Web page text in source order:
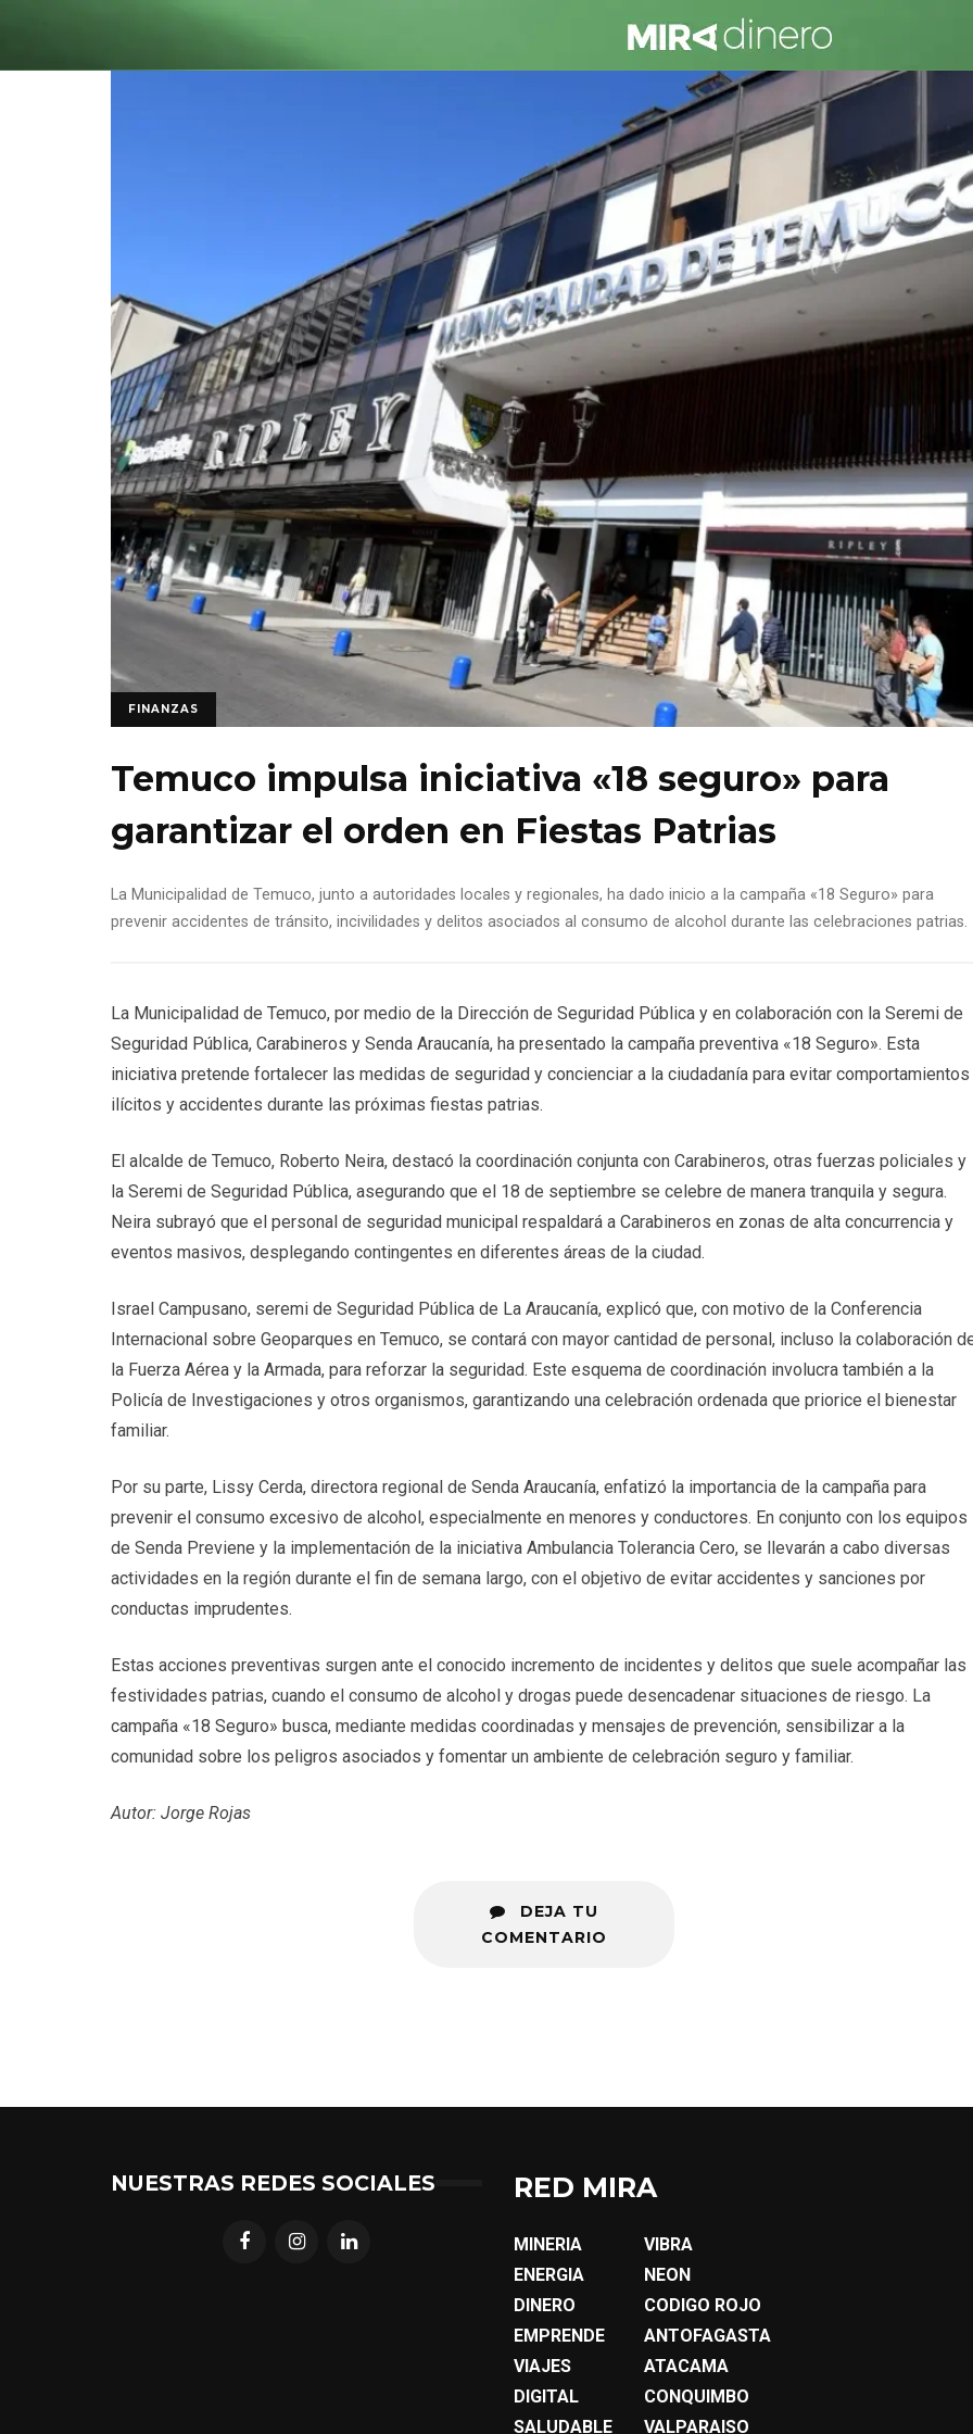
FINANZAS
Temuco impulsa iniciativa «18 seguro» para
garantizar el orden en Fiestas Patrias
La Municipalidad de Temuco, junto a autoridades locales y regionales, ha dado inicio a la campaña «18 Seguro» para
prevenir accidentes de tránsito, incivilidades y delitos asociados al consumo de alcohol durante las celebraciones patrias.
La Municipalidad de Temuco, por medio de la Dirección de Seguridad Pública y en colaboración con la Seremi de
Seguridad Pública, Carabineros y Senda Araucanía, ha presentado la campaña preventiva «18 Seguro». Esta
iniciativa pretende fortalecer las medidas de seguridad y concienciar a la ciudadanía para evitar comportamientos
ilícitos y accidentes durante las próximas fiestas patrias.
El alcalde de Temuco, Roberto Neira, destacó la coordinación conjunta con Carabineros, otras fuerzas policiales y
la Seremi de Seguridad Pública, asegurando que el 18 de septiembre se celebre de manera tranquila y segura.
Neira subrayó que el personal de seguridad municipal respaldará a Carabineros en zonas de alta concurrencia y
eventos masivos, desplegando contingentes en diferentes áreas de la ciudad.
Israel Campusano, seremi de Seguridad Pública de La Araucanía, explicó que, con motivo de la Conferencia
Internacional sobre Geoparques en Temuco, se contará con mayor cantidad de personal, incluso la colaboración
la Fuerza Aérea y la Armada, para reforzar la seguridad. Este esquema de coordinación involucra también a la
Policía de Investigaciones y otros organismos, garantizando una celebración ordenada que priorice el bienestar
familiar.
Por su parte, Lissy Cerda, directora regional de Senda Araucanía, enfatizó la importancia de la campaña para
prevenir el consumo excesivo de alcohol, especialmente en menores y conductores. En conjunto con los equipos
de Senda Previene y la implementación de la iniciativa Ambulancia Tolerancia Cero, se llevarán a cabo diversas
actividades en la región durante el fin de semana largo, con el objetivo de evitar accidentes y sanciones por
conductas imprudentes.
Estas acciones preventivas surgen ante el conocido incremento de incidentes y delitos que suele acompañar las
festividades patrias, cuando el consumo de alcohol y drogas puede desencadenar situaciones de riesgo. La
campaña «18 Seguro» busca, mediante medidas coordinadas y mensajes de prevención, sensibilizar a la
comunidad sobre los peligros asociados y fomentar un ambiente de celebración seguro y familiar.
Autor: Jorge Rojas
DEJA TU
COMENTARIO
NUESTRAS REDES SOCIALES RED MIRA
MINERIA
ENERGIA
DINERO
EMPRENDE
VIAJES
DIGITAL
SALUDABLE
VIBRA
NEON
CODIGO ROJO
ANTOFAGASTA
ATACAMA
CONQUIMBO
VALPARAISO